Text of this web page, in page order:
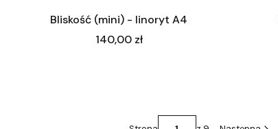
Bliskość (mini) - linoryt A4
Cena
140,00 zł